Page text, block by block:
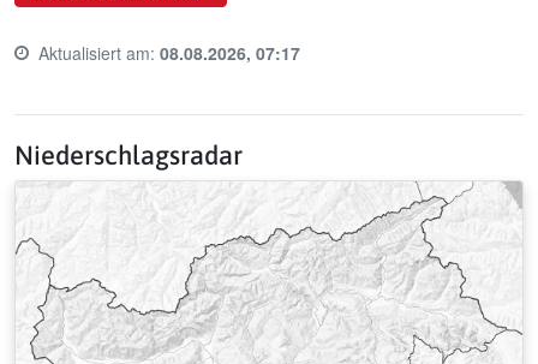
Last update time:
Aktualisiert am: 08.08.2026, 07:17
Niederschlagsradar